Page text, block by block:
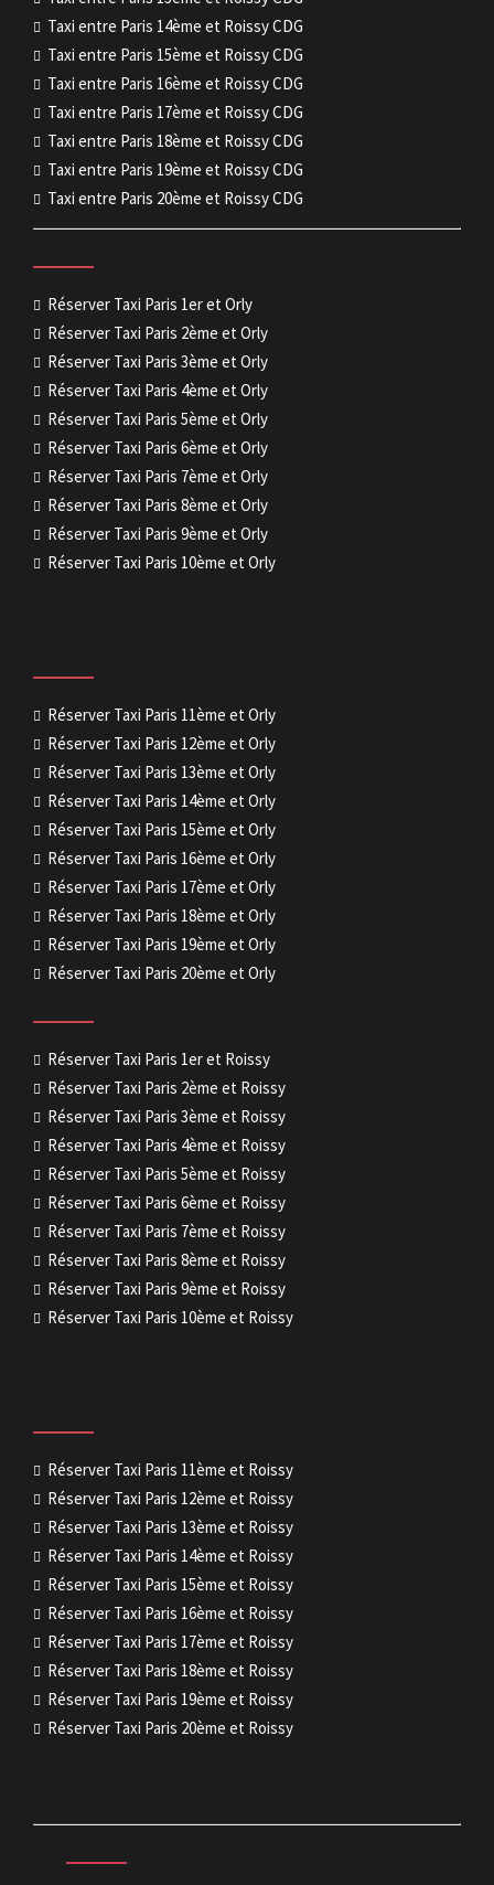
Taxi entre Paris 14ème et Roissy CDG
Taxi entre Paris 15ème et Roissy CDG
Taxi entre Paris 16ème et Roissy CDG
Taxi entre Paris 17ème et Roissy CDG
Taxi entre Paris 18ème et Roissy CDG
Taxi entre Paris 19ème et Roissy CDG
Taxi entre Paris 20ème et Roissy CDG
Réserver Taxi Paris 1er et Orly
Réserver Taxi Paris 2ème et Orly
Réserver Taxi Paris 3ème et Orly
Réserver Taxi Paris 4ème et Orly
Réserver Taxi Paris 5ème et Orly
Réserver Taxi Paris 6ème et Orly
Réserver Taxi Paris 7ème et Orly
Réserver Taxi Paris 8ème et Orly
Réserver Taxi Paris 9ème et Orly
Réserver Taxi Paris 10ème et Orly
Réserver Taxi Paris 11ème et Orly
Réserver Taxi Paris 12ème et Orly
Réserver Taxi Paris 13ème et Orly
Réserver Taxi Paris 14ème et Orly
Réserver Taxi Paris 15ème et Orly
Réserver Taxi Paris 16ème et Orly
Réserver Taxi Paris 17ème et Orly
Réserver Taxi Paris 18ème et Orly
Réserver Taxi Paris 19ème et Orly
Réserver Taxi Paris 20ème et Orly
Réserver Taxi Paris 1er et Roissy
Réserver Taxi Paris 2ème et Roissy
Réserver Taxi Paris 3ème et Roissy
Réserver Taxi Paris 4ème et Roissy
Réserver Taxi Paris 5ème et Roissy
Réserver Taxi Paris 6ème et Roissy
Réserver Taxi Paris 7ème et Roissy
Réserver Taxi Paris 8ème et Roissy
Réserver Taxi Paris 9ème et Roissy
Réserver Taxi Paris 10ème et Roissy
Réserver Taxi Paris 11ème et Roissy
Réserver Taxi Paris 12ème et Roissy
Réserver Taxi Paris 13ème et Roissy
Réserver Taxi Paris 14ème et Roissy
Réserver Taxi Paris 15ème et Roissy
Réserver Taxi Paris 16ème et Roissy
Réserver Taxi Paris 17ème et Roissy
Réserver Taxi Paris 18ème et Roissy
Réserver Taxi Paris 19ème et Roissy
Réserver Taxi Paris 20ème et Roissy